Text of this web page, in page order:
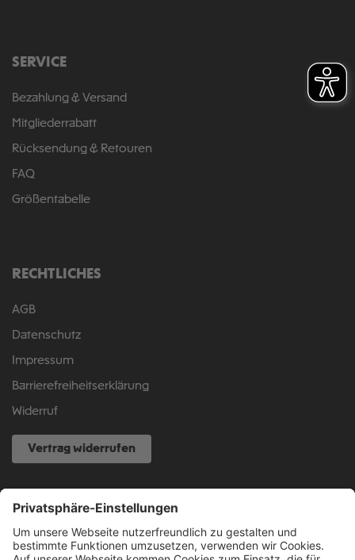
SERVICE
Bezahlung & Versand
Mitgliederrabatt
Rücksendung & Retouren
FAQ
Größentabelle
RECHTLICHES
AGB
Datenschutz
Impressum
Barrierefreiheitserklärung
Widerruf
Vertrag widerrufen
NOCH FRAGEN?